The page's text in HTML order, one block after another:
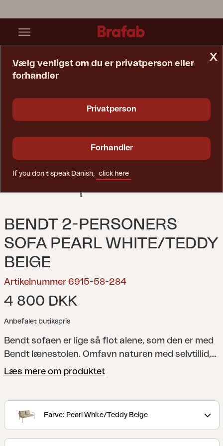
BENDT 2-PERSONERS
SOFA PEARL WHITE/TEDDY
BEIGE
Artikelnummer 6915-58-284
4 800 DKK
Anbefalet butikspris
Bendt sofaen er lige så flot alene, som den er med
Bendt lænestolen. Omfavn naturen med selvtillid,
velvidende at Bendt sofaen og lænestolen er
også luftstrømmen, hvilket sikrer en kølig og
Læs mere om produktet
Farve: Pearl White/Teddy Beige
x
Vælg venligst om du er privatperson eller
forhandler
Privatperson
Forhandler
If you don't speak Danish, click here